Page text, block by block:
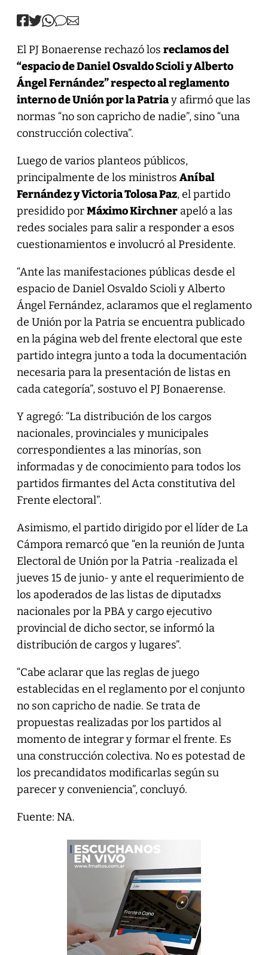
El PJ Bonaerense rechazó los reclamos del
“espacio de Daniel Osvaldo Scioli y Alberto
Ángel Fernández” respecto al reglamento
interno de Unión por la Patriay afirmó que las
normas “no son capricho de nadie”, sino “una
construcción colectiva”.
Luego de varios planteos públicos,
principalmente de los ministros Aníbal
Fernández y Victoria Tolosa Paz, el partido
presidido porMáximo Kirchnerapeló a las
redes sociales para salir a responder a esos
cuestionamientos e involucró al Presidente.
“Ante las manifestaciones públicas desde el
espacio de Daniel Osvaldo Scioli y Alberto
Ángel Fernández, aclaramos que el reglamento
de Unión por la Patria se encuentra publicado
en la página web del frente electoral que este
partido integra junto a toda la documentación
necesaria para la presentación de listas en
cada categoría”, sostuvo el PJ Bonaerense.
Y agregó: “La distribución de los cargos
nacionales, provinciales y municipales
correspondientes a las minorías, son
informadas y de conocimiento para todos los
partidos firmantes del Acta constitutiva del
Frente electoral”.
Asimismo, el partido dirigido por el líder de La
Cámpora remarcó que “en la reunión de Junta
Electoral de Unión por la Patria -realizada el
jueves 15 de junio- y ante el requerimiento de
los apoderados de las listas de diputadxs
nacionales por la PBA y cargo ejecutivo
provincial de dicho sector, se informó la
distribución de cargos y lugares”.
“Cabe aclarar que las reglas de juego
establecidas en el reglamento por el conjunto
no son capricho de nadie. Se trata de
propuestas realizadas por los partidos al
momento de integrar y formar el frente. Es
una construcción colectiva. No es potestad de
los precandidatos modificarlas según su
parecer y conveniencia”, concluyó.
Fuente: NA.